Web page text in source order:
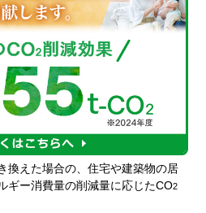
換えた場合の、住宅や建築物の居
ギー消費量の削減量に応じたCO2